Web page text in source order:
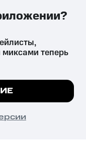
вред здоровью,
установленную
все
теперь